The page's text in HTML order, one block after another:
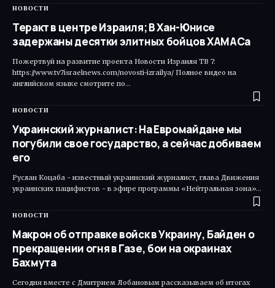
НОВОСТИ
Теракт в центре Израиля; В Хан-Юнисе
задержаны десятки элитных бойцов ХАМАСа
Пожертвуй на развитие проекта Новости Израиля ТВ 7:
https://www.tv7israelnews.com/novosti-izrailya/ Полное видео на
английском языке смотрите по…
НОВОСТИ
Украинский журналист: На Евромайдане мы
погубили свое государство, а сейчас добиваем
его
Руслан Коцаба - известный украинский журналист, глава Движения
украинских пацифистов - в эфире программы «Нейтральная зона»…
НОВОСТИ
Макрон об отправке войск в Украину, Байден о
прекращении огня в Газе, бои на окраинах
Бахмута
Сегодня вместе с Дмитрием Лобановым рассказываем об итогах